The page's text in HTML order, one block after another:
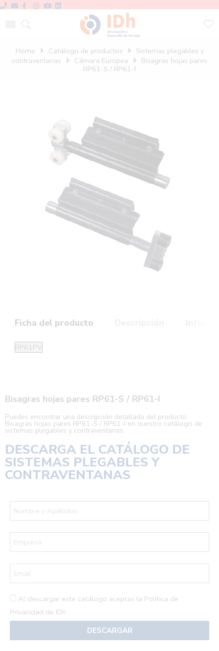
Home Catálogo de productos
Sistemas plegables y
contraventanas
Cámara Europea
Bisagras hojas pares
RP61-S / RP61-I
Ficha del producto
RP61PV
Bisagras hojas pares RP61-S / RP61-I
Puedes encontrar una descripción detallada del producto
Bisagras hojas pares RP61-S / RP61-I en nuestro catálogo de
sistemas plegables y contraventanas.
DESCARGA EL CATÁLOGO DE
SISTEMAS PLEGABLES Y
CONTRAVENTANAS
Al descargar este catálogo aceptas la Política de
Privacidad de IDh
DESCARGAR